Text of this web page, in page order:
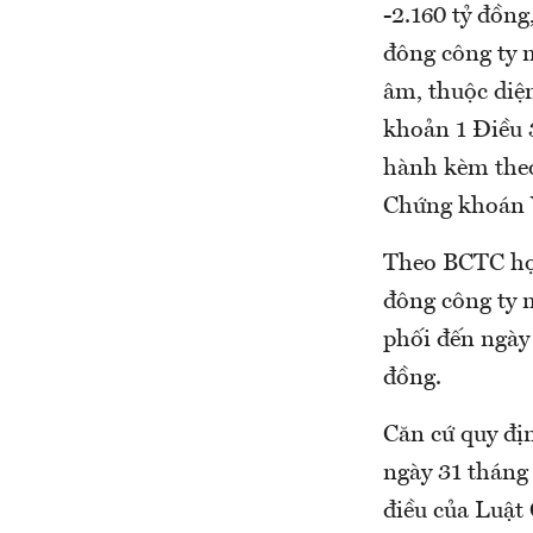
-2.160 tỷ
đông công ty
âm, thuộc
khoản 1 Điều
hành kèm
Chứng khoán
Theo BCTC
đông công ty
phối đến
đồng.
Căn cứ quy
ngày 31
điều của Luật